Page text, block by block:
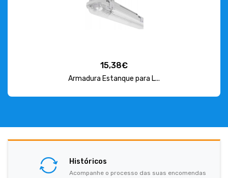
15,38€
Armadura Estanque para L...
Históricos
Acompanhe o processo das suas encomendas